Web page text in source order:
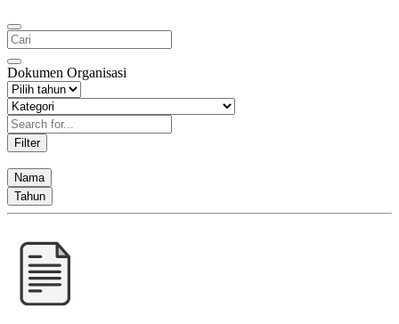
Dokumen Organisasi
Filter
Nama
Tahun